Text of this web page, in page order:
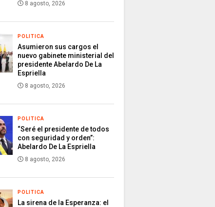
8 agosto, 2026
POLITICA
Asumieron sus cargos el
nuevo gabinete ministerial del
presidente Abelardo De La
Espriella
8 agosto, 2026
POLITICA
“Seré el presidente de todos
con seguridad y orden”:
Abelardo De La Espriella
8 agosto, 2026
POLITICA
La sirena de la Esperanza: el